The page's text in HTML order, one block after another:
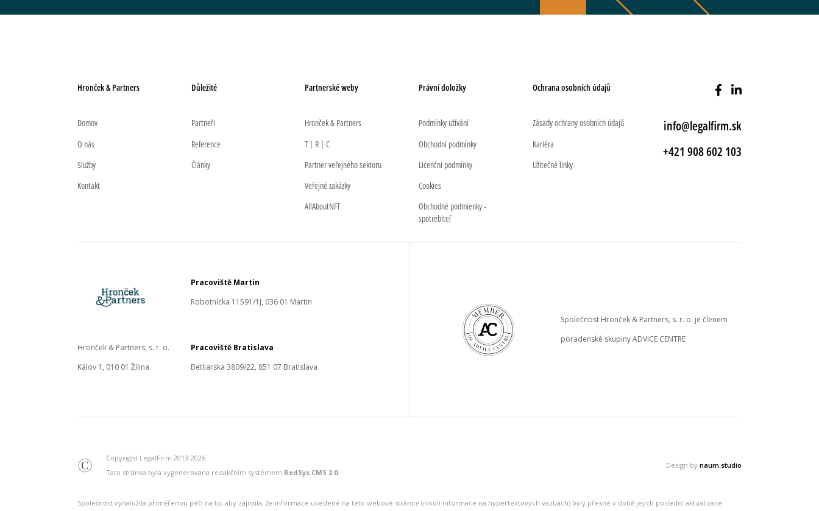
Hronček & Partners
Domov
O nás
Služby
Kontakt
Důležité
Partneři
Reference
Články
Partnerské weby
Hronček & Partners
T | R | C
Partner veřejného sektoru
Veřejné zakázky
AllAboutNFT
Právní doložky
Podmínky užívání
Obchodní podmínky
Licenční podmínky
Cookies
Obchodné podmienky -
spotrebiteľ
Ochrana osobních údajů
Zásady ochrany osobních údajů
Kariéra
Užitečné linky
info@legalfirm.sk
+421 908 602 103
Pracoviště Martin
Robotnícka 11591/1J, 036 01 Martin
Hronček & Partners, s. r. o.
Kálov 1, 010 01 Žilina
Pracoviště Bratislava
Betliarska 3809/22, 851 07 Bratislava
Společnost Hronček & Partners, s. r. o. je členem
poradenské skupiny ADVICE CENTRE
©
Copyright LegalFirm 2013-2026
Tato stránka byla vygenerována redakčním systémem RedSys.CMS 2.0.
Design by naum.studio
Společnost vynaložila přiměřenou péči na to, aby zajistila, že informace uvedené na této webové stránce (nikoli informace na hypertextových vazbách) byly přesné v době jejich poslední aktualizace.